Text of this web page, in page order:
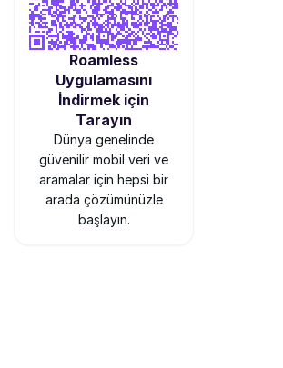
Roamless
Uygulamasını
İndirmek için
Tarayın
Dünya genelinde
güvenilir mobil veri ve
aramalar için hepsi bir
arada çözümünüzle
başlayın.